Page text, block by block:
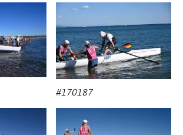
#170187